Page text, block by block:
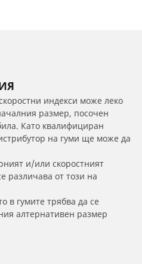
индекси може леко
размер, посочен
Като квалифициран
на гуми ще може да
и/или скоростният
различава от този на
в гумите трябва да се
алтернативен размер